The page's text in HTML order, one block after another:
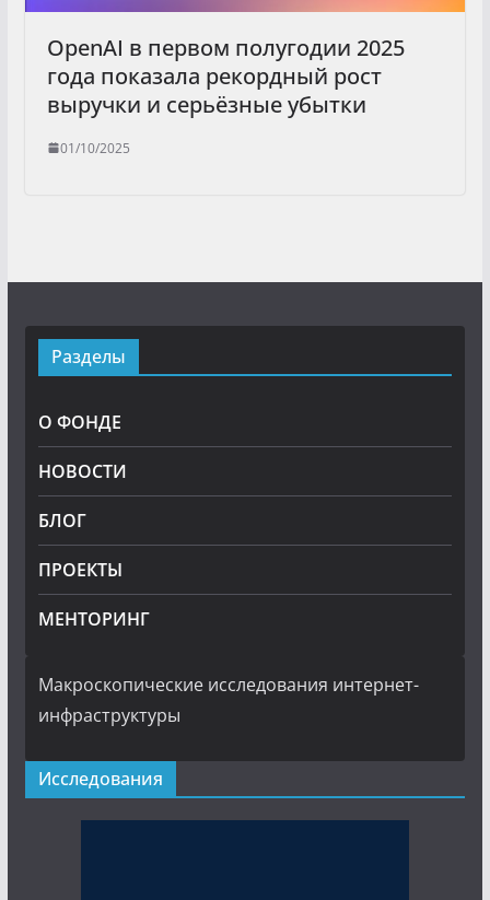
OpenAI в первом полугодии 2025
года показала рекордный рост
выручки и серьёзные убытки
01/10/2025
Разделы
О ФОНДЕ
НОВОСТИ
БЛОГ
ПРОЕКТЫ
МЕНТОРИНГ
Макроскопические исследования интернет-
инфраструктуры
Исследования